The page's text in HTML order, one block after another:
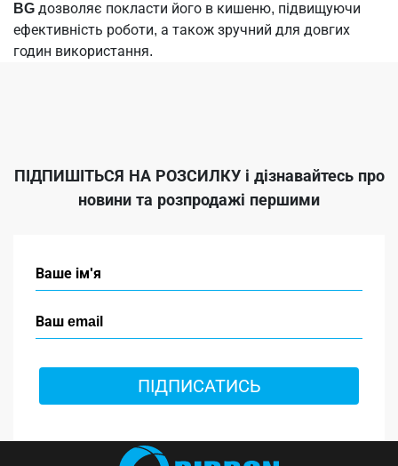
BG дозволяє покласти його в кишеню, підвищуючи
ефективність роботи, а також зручний для довгих
годин використання.
ПІДПИШІТЬСЯ НА РОЗСИЛКУі дізнавайтесь про
новини та розпродажі першими
ПІДПИСАТИСЬ